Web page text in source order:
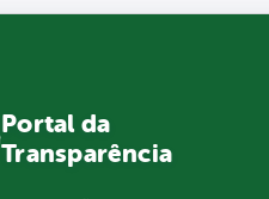
Portal da
Transparência